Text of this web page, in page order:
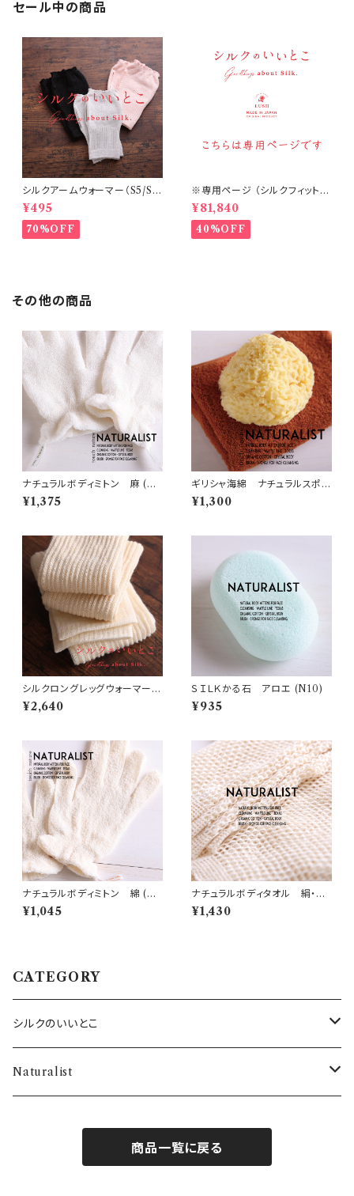
セール中の商品
シルクアームウォーマー（S5/S
6/S7）
¥495
70%OFF
※専用ページ （シルクフィット腹
¥81,840
40%OFF
その他の商品
ナチュラルボディミトン 麻 (N
7)
¥1,375
ギリシャ海綿 ナチュラルスポン
ジ・Sサイズ (N13)
¥1,300
シルクロングレッグウォーマー
(S27)
¥2,640
ＳＩＬＫかる石 アロエ (N10)
¥935
ナチュラルボディミトン 綿 (N
8)
¥1,045
ナチュラルボディタオル 絹・綿
(N2)
¥1,430
CATEGORY
シルクのいいとこ
・SILKシャツ
Naturalist
商品一覧に戻る